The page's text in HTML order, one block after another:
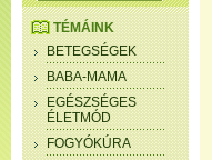
TÉMÁINK
BETEGSÉGEK
BABA-MAMA
EGÉSZSÉGES
ÉLETMÓD
FOGYÓKÚRA